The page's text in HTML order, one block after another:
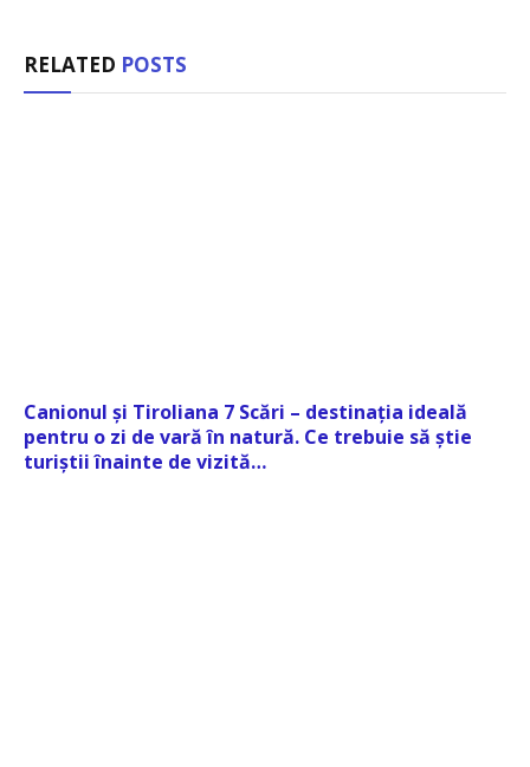
RELATED POSTS
Canionul și Tiroliana 7 Scări – destinația ideală
pentru o zi de vară în natură. Ce trebuie să știe
turiștii înainte de vizită…